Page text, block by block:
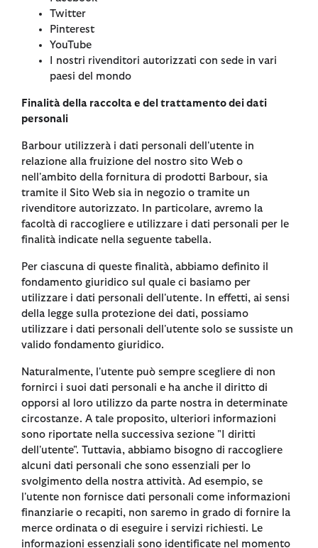
Twitter
Pinterest
YouTube
I nostri rivenditori autorizzati con sede in vari
paesi del mondo
Finalità della raccolta e del trattamento dei dati
personali
Barbour utilizzerà i dati personali dell'utente in
relazione alla fruizione del nostro sito Web o
nell'ambito della fornitura di prodotti Barbour, sia
tramite il Sito Web sia in negozio o tramite un
rivenditore autorizzato. In particolare, avremo la
facoltà di raccogliere e utilizzare i dati personali per le
finalità indicate nella seguente tabella.
Per ciascuna di queste finalità, abbiamo definito il
fondamento giuridico sul quale ci basiamo per
utilizzare i dati personali dell'utente. In effetti, ai sensi
della legge sulla protezione dei dati, possiamo
utilizzare i dati personali dell'utente solo se sussiste un
valido fondamento giuridico.
Naturalmente, l'utente può sempre scegliere di non
fornirci i suoi dati personali e ha anche il diritto di
opporsi al loro utilizzo da parte nostra in determinate
circostanze. A tale proposito, ulteriori informazioni
sono riportate nella successiva sezione "I diritti
dell'utente". Tuttavia, abbiamo bisogno di raccogliere
alcuni dati personali che sono essenziali per lo
svolgimento della nostra attività. Ad esempio, se
l'utente non fornisce dati personali come informazioni
finanziarie o recapiti, non saremo in grado di fornire la
merce ordinata o di eseguire i servizi richiesti. Le
informazioni essenziali sono identificate nel momento